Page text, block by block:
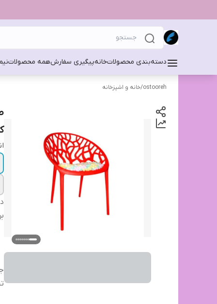
دسته‌بندی محصولاتخانهپیگیری سفارشهمه محصولات
ostooreh
/خانه و اشپزخانه